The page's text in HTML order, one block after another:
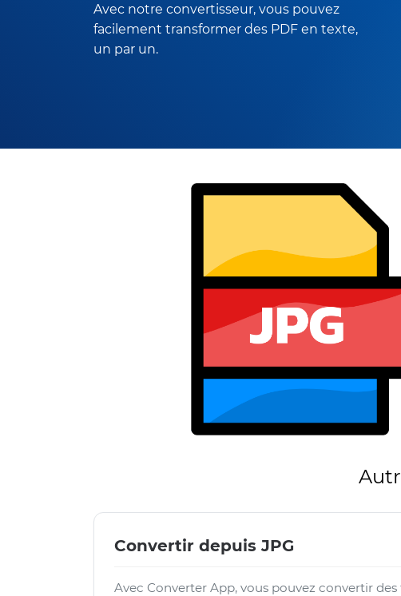
Avec notre convertisseur, vous pouvez
facilement transformer des PDF en texte,
un par un.
Convertir depuis JPG
Avec Converter App, vous pouvez convertir des